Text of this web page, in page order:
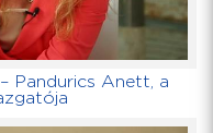
Pandurics Anett, a